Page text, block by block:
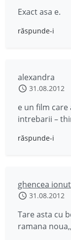
Exact asa e.
răspunde-i
alexandra
31.08.2012
e un film
intrebarii –
răspunde-i
ghencea ionut
31.08.2012
Tare asta cu
ramana